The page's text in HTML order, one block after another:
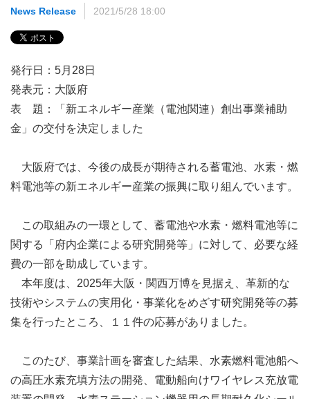
News Release 2021/5/28 18:00
発行日：5月28日
発表元：大阪府
表 題：「新エネルギー産業（電池関連）創出事業補助
金」の交付を決定しました
大阪府では、今後の成長が期待される蓄電池、水素・燃
料電池等の新エネルギー産業の振興に取り組んでいます。
この取組みの一環として、蓄電池や水素・燃料電池等に
関する「府内企業による研究開発等」に対して、必要な経
費の一部を助成しています。
本年度は、2025年大阪・関西万博を見据え、革新的な
技術やシステムの実用化・事業化をめざす研究開発等の募
集を行ったところ、１１件の応募がありました。
このたび、事業計画を審査した結果、水素燃料電池船へ
の高圧水素充填方法の開発、電動船向けワイヤレス充放電